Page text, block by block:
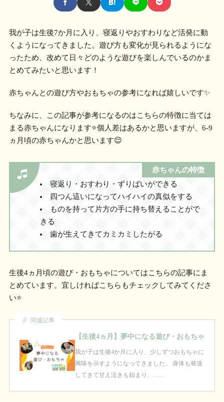
我が子は生後7か月に入り、寝返りやおすわりなど活発に動
くようになってきました。遊び方も変化が見られるようにな
ったため、改めて日々どのような遊びを楽しんでいるのかま
とめてみたいと思います！
赤ちゃんとの遊び方やおもちゃの参考になれば嬉しいです✨
ちなみに、この記事が参考になるのはこちらの特徴に当ては
まる赤ちゃんになります⭐個人差はあるかと思いますが、6-9
ヵ月頃の赤ちゃんかと思います😌
赤ちゃんの特徴
寝返り・おすわり・ずりばいができる
四つん這いになってハイハイの真似をする
ものを持って片方の手に持ち替えることがで
きる
歯が生えてきてカミカミしたがる
生後4ヵ月頃の遊び・おもちゃについてはこちらの記事にま
とめています。宜しければこちらもチェックしてみてくださ
い⭐
関連記事
【生後4ヵ月】夢中になる遊び・おもちゃ
我が子は生後4か月に入り、少しずつおもちゃに
興味を示すようになってきました。 身体も発達
してきて甘え泣きも始まり、……